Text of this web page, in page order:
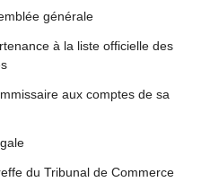
générale
à la liste officielle des
aux comptes de sa
du Tribunal de Commerce